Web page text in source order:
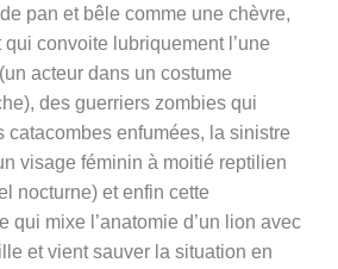
pan et bêle comme une chèvre,
convoite lubriquement l’une
acteur dans un costume
des guerriers zombies qui
catacombes enfumées, la sinistre
visage féminin à moitié reptilien
nocturne) et enfin cette
qui mixe l’anatomie d’un lion avec
et vient sauver la situation en